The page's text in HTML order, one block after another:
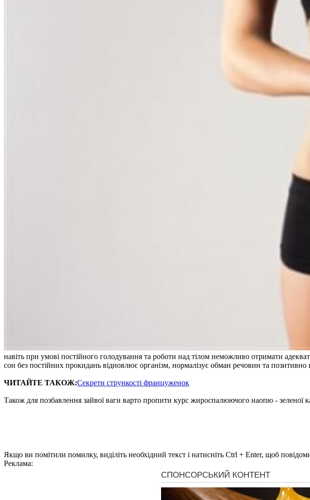
навіть при умові постійного голодування та роботи над тілом неможливо отримати
сон без постійних прокидань відновлює організм, нормалізує обман речовин та
ЧИТАЙТЕ ТАКОЖ:Секрети стрункості француженок
Також для позбавлення зайвої ваги варто пропити курс жироспалюючого наопю - зеленої
Якщо ви помітили помилку, виділіть необхідний текст і натисніть Ctrl + Enter, щоб
Реклама: